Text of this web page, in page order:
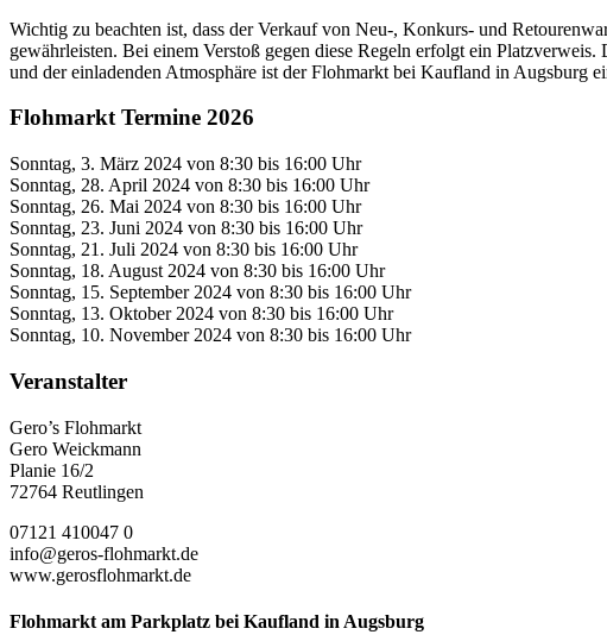
Wichtig zu beachten ist, dass der Verkauf von Neu-, Konkurs- und
gewährleisten. Bei einem Verstoß gegen diese Regeln erfolgt ein
und der einladenden Atmosphäre ist der Flohmarkt bei Kaufland in Augsburg
Flohmarkt Termine 2026
Sonntag, 3. März 2024 von 8:30 bis 16:00 Uhr
Sonntag, 28. April 2024 von 8:30 bis 16:00 Uhr
Sonntag, 26. Mai 2024 von 8:30 bis 16:00 Uhr
Sonntag, 23. Juni 2024 von 8:30 bis 16:00 Uhr
Sonntag, 21. Juli 2024 von 8:30 bis 16:00 Uhr
Sonntag, 18. August 2024 von 8:30 bis 16:00 Uhr
Sonntag, 15. September 2024 von 8:30 bis 16:00 Uhr
Sonntag, 13. Oktober 2024 von 8:30 bis 16:00 Uhr
Sonntag, 10. November 2024 von 8:30 bis 16:00 Uhr
Veranstalter
Gero’s Flohmarkt
Gero Weickmann
Planie 16/2
72764 Reutlingen
07121 410047 0
info@geros-flohmarkt.de
www.gerosflohmarkt.de
Flohmarkt am Parkplatz bei Kaufland in Augsburg